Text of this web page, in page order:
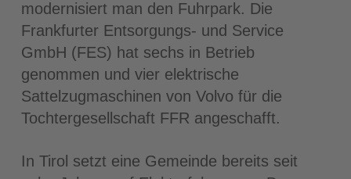
modernisiert man den Fuhrpark. Die
Frankfurter Entsorgungs- und Service
GmbH (FES) hat sechs in Betrieb
genommen und vier elektrische
Sattelzugmaschinen von Volvo für die
Tochtergesellschaft FFR angeschafft.
In Tirol setzt eine Gemeinde bereits seit